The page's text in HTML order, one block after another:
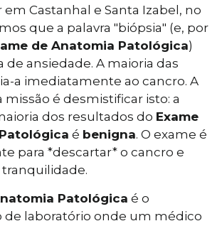
Castanhal e Santa Izabel, no
que a palavra "biópsia" (e, por
de Anatomia Patológica)
de ansiedade. A maioria das
a imediatamente ao cancro. A
missão é desmistificar isto: a
dos resultados do Exame
é benigna. O exame é
para *descartar* o cancro e
Patológica é o
laboratório onde um médico